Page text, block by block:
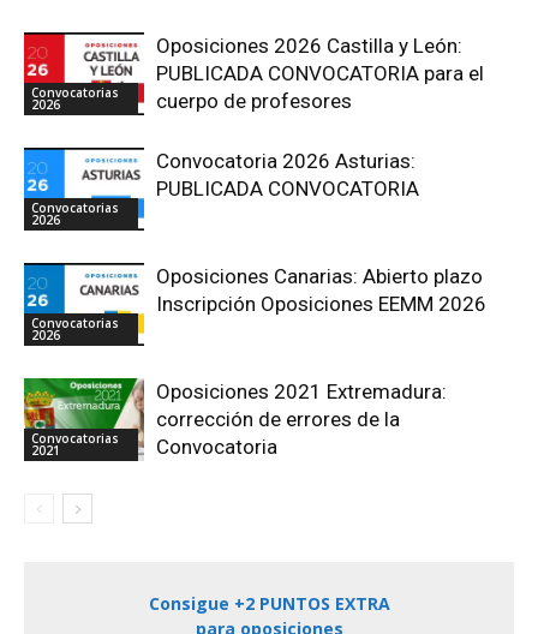
Convocatorias
2026
Oposiciones 2026 Castilla y León:
PUBLICADA CONVOCATORIA para el
cuerpo de profesores
Convocatorias
2026
Convocatoria 2026 Asturias:
PUBLICADA CONVOCATORIA
Convocatorias
2026
Oposiciones Canarias: Abierto plazo
Inscripción Oposiciones EEMM 2026
Convocatorias
2021
Oposiciones 2021 Extremadura:
corrección de errores de la
Convocatoria
Consigue +2 PUNTOS EXTRA
para oposiciones